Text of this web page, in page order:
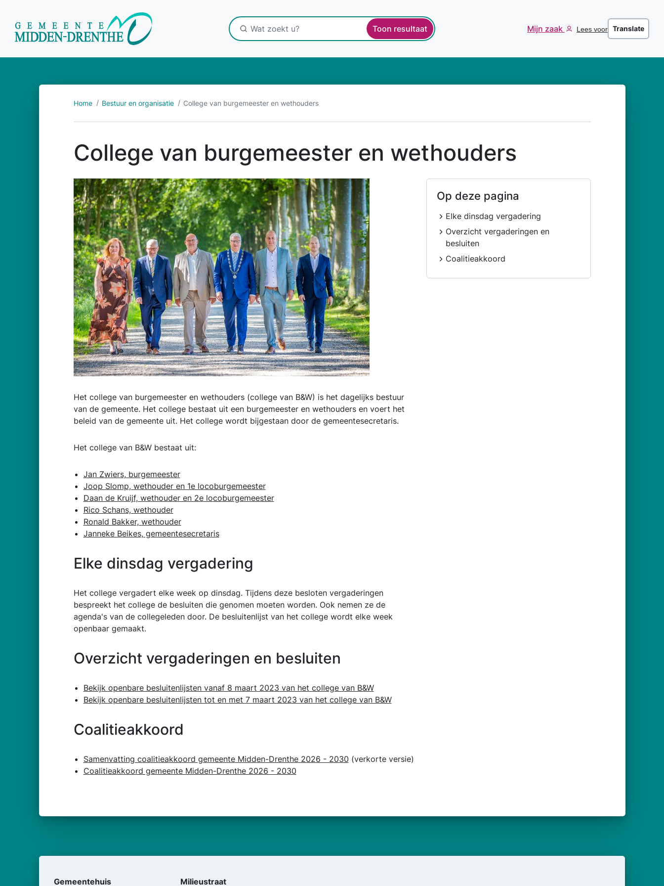
Toon resultaat Mijn zaak Lees voor Translate
Home Bestuur en organisatie College van burgemeester en wethouders
College van burgemeester en wethouders
Het college van burgemeester en wethouders (college van B&W) is het dagelijks bestuur
van de gemeente. Het college bestaat uit een burgemeester en wethouders en voert het
beleid van de gemeente uit. Het college wordt bijgestaan door de gemeentesecretaris.
Het college van B&W bestaat uit:
Jan Zwiers, burgemeester
Joop Slomp, wethouder en 1e locoburgemeester
Daan de Kruijf, wethouder en 2e locoburgemeester
Rico Schans, wethouder
Ronald Bakker, wethouder
Janneke Beikes, gemeentesecretaris
Elke dinsdag vergadering
Het college vergadert elke week op dinsdag. Tijdens deze besloten vergaderingen
bespreekt het college de besluiten die genomen moeten worden. Ook nemen ze de
agenda's van de collegeleden door. De besluitenlijst van het college wordt elke week
openbaar gemaakt.
Overzicht vergaderingen en besluiten
Bekijk openbare besluitenlijsten vanaf 8 maart 2023 van het college van B&W
Bekijk openbare besluitenlijsten tot en met 7 maart 2023 van het college van B&W
Coalitieakkoord
Samenvatting coalitieakkoord gemeente Midden-Drenthe 2026 - 2030 (verkorte versie)
Coalitieakkoord gemeente Midden-Drenthe 2026 - 2030
Op deze pagina
Elke dinsdag vergadering
Overzicht vergaderingen en
besluiten
Coalitieakkoord
Gemeentehuis Milieustraat